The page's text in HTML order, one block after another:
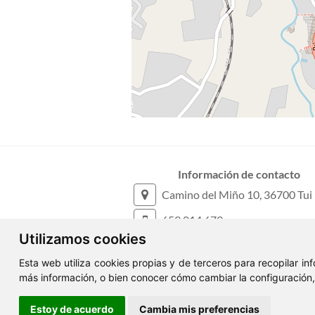
Utilizamos cookies
Esta web utiliza cookies propias y de terceros para recopilar
más información, o bien conocer cómo cambiar la
Estoy de acuerdo Cambia mis preferencias
Información de contacto
Camino del Miño 10, 36700 Tui
659 014 679
info@deblaninmobiliaria.com
ClickViviendas